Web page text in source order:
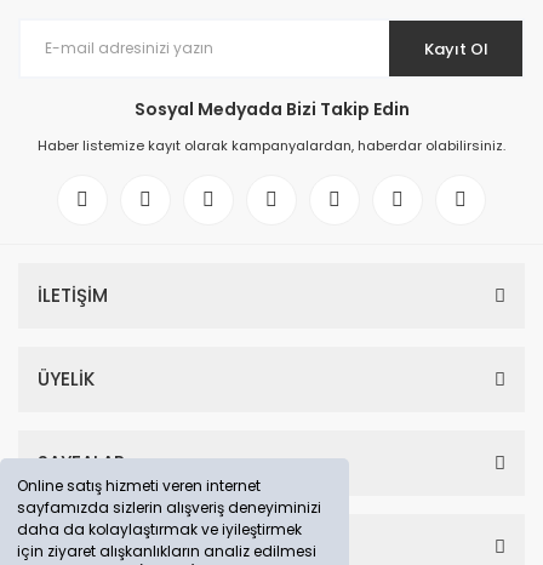
Online satış hizmeti veren internet
sayfamızda sizlerin alışveriş deneyiminizi
daha da kolaylaştırmak ve iyileştirmek
için ziyaret alışkanlıkların analiz edilmesi
Kayıt Ol
Sosyal Medyada Bizi Takip Edin
Haber listemize kayıt olarak kampanyalardan, haberdar olabilirsiniz.
İLETİŞİM
ÜYELİK
SAYFALAR
HESABIM